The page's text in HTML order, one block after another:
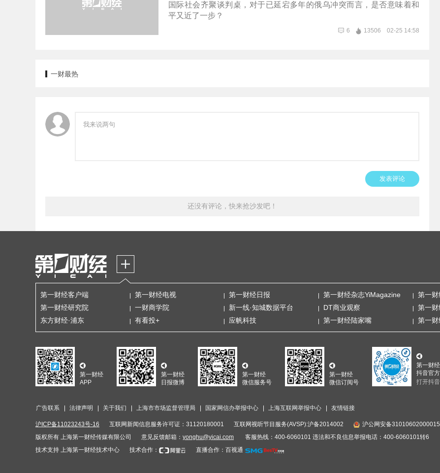
国际社会齐聚谈判桌，对于已延宕多年的俄乌冲突而言，是否意味着和
平又近了一步？
6 13506 02-25 14:58
一财最热
发表评论
还没有评论，快来抢沙发吧！
第一财经客户端 第一财经电视 第一财经日报 第一财经杂志YiMagazine 第一财
第一财经研究院
一财商学院 新一线·知城数据平台 DT商业观察 第一
东方财经·浦东
有看投+ 应帆科技 第一财经陆家嘴 第一财
第一财经
APP
第一财经
日报微博
第一财经
微信服务号
第一财经
微信订阅号
第一财经
抖音官
打开抖
广告联系 法律声明 关于我们 上海市市场监督管理局 国家网信办举报中心 上海互联网举报中心 友情链接
沪ICP备11023243号-16 互联网新闻信息服务许可证：31120180001 互联网视听节目服务(AVSP):沪备2014002
沪公网安备
版权所有 上海第一财经传媒有限公司
意见反馈邮箱： yonghu@yicai.com
客服热线：400-6060101 违法和不良信息举报电话：400-6060101转6
技术支持 上海第一财经技术中心
技术合作： 直播合作：百视通